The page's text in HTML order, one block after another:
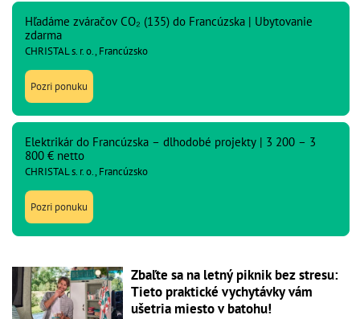
Hľadáme zváračov CO₂ (135) do Francúzska | Ubytovanie
zdarma
CHRISTAL s. r. o., Francúzsko
Pozri ponuku
Elektrikár do Francúzska – dlhodobé projekty | 3 200 – 3
800 € netto
CHRISTAL s. r. o., Francúzsko
Pozri ponuku
Zbaľte sa na letný piknik bez stresu:
Tieto praktické vychytávky vám
ušetria miesto v batohu!